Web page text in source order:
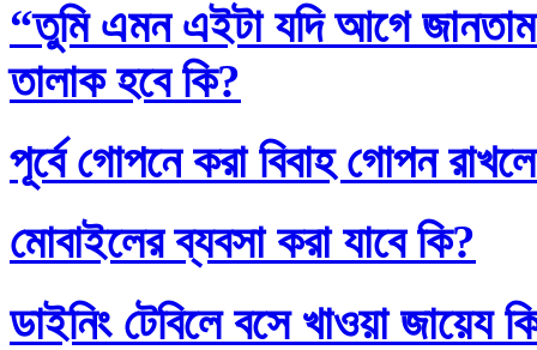
“তুমি এমন এইটা যদি আগে
তালাক হবে কি?
পূর্বে গোপনে করা বিবাহ গোপন
মোবাইলের ব্যবসা করা যাবে কি?
ডাইনিং টেবিলে বসে খাওয়া জায়েয